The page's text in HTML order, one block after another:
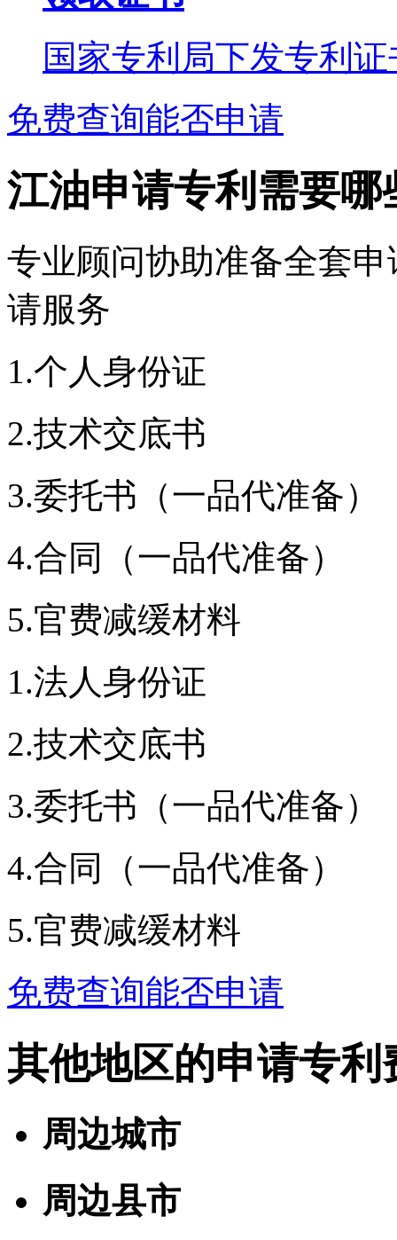
国家专利局下发专利证
免费查询能否申请
江油申请专利需要哪
专业顾问协助准备全套
请服务
1.个人身份证
2.技术交底书
3.委托书（一品代准备）
4.合同（一品代准备）
5.官费减缓材料
1.法人身份证
2.技术交底书
3.委托书（一品代准备）
4.合同（一品代准备）
5.官费减缓材料
免费查询能否申请
其他地区的申请专利
周边城市
周边县市